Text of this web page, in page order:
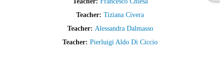
Teacher: Tiziana Civera
Teacher: Alessandra Dalmasso
Teacher: Pierluigi Aldo Di Ciccio